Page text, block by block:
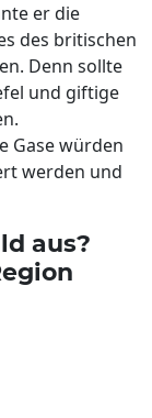
er die
des britischen
Denn sollte
und giftige
Gase würden
werden und
aus?